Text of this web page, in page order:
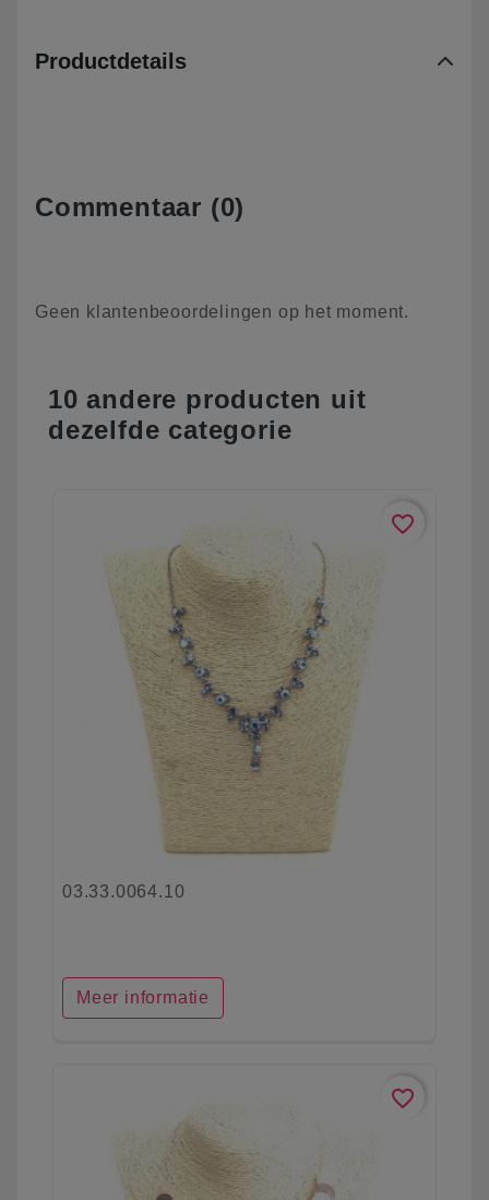
Productdetails
Commentaar (0)
Geen klantenbeoordelingen op het moment.
10 andere producten uit
dezelfde categorie
favorite_border
03.33.0064.10
Meer informatie
favorite_border